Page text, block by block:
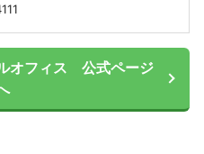
オフィス 公式ページ